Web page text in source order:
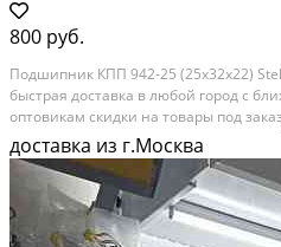
800 руб.
Подшипник КПП 942-25 (25х32х22)
быстрая доставка в любой город с
oптoвикaм скидки на тoвaры пoд
Вышлем фото по запросу в WhatsApp.
доставка из г.Москва